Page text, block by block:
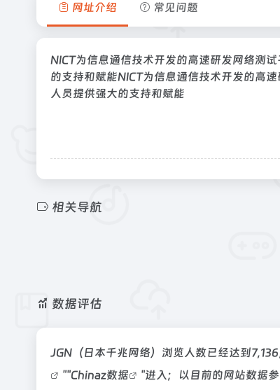
网址介绍 常见问题
NICT为信息通信技术开发的高速研发网络测
的支持和赋能NICT为信息通信技术开发的高
人员提供强大的支持和赋能
相关导航
数据评估
JGN（日本千兆网络）浏览人数已经达到
""Chinaz数据
"进入；以目前的网站数据